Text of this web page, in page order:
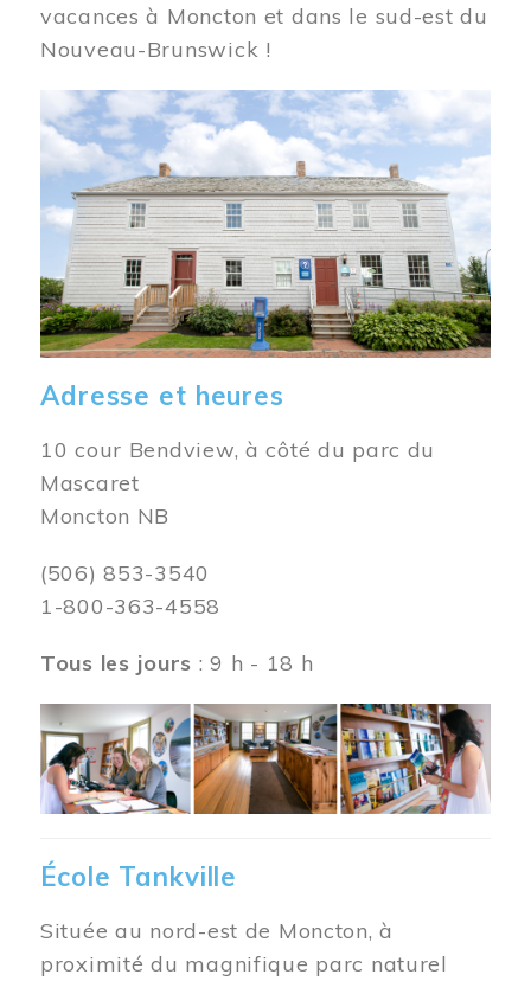
vacances à Moncton et dans le sud-est du
Nouveau-Brunswick !
Image
Adresse et heures
10 cour Bendview, à côté du parc du
Mascaret
Moncton NB
(506) 853-3540
1-800-363-4558
Tous les jours : 9 h - 18 h
Image
École Tankville
Située au nord-est de Moncton, à
proximité du magnifique parc naturel